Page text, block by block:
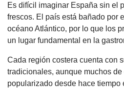
Es difícil imaginar España sin el
frescos. El país está bañado por
océano Atlántico, por lo que los
un lugar fundamental en la
Cada región costera cuenta con
tradicionales, aunque muchos
popularizado desde hace tiempo